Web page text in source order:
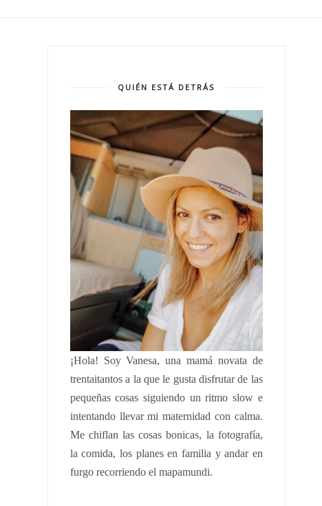
QUIÉN ESTÁ DETRÁS
¡Hola! Soy Vanesa, una mamá novata de
trentaitantos a la que le gusta disfrutar de las
pequeñas cosas siguiendo un ritmo slow e
intentando llevar mi maternidad con calma.
Me chiflan las cosas bonicas, la fotografía,
la comida, los planes en familia y andar en
furgo recorriendo el mapamundi.